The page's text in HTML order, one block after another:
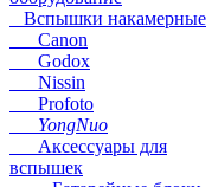
Вспышки накамерные
Canon
Godox
Nissin
Profoto
YongNuo
Аксессуары для
вспышек